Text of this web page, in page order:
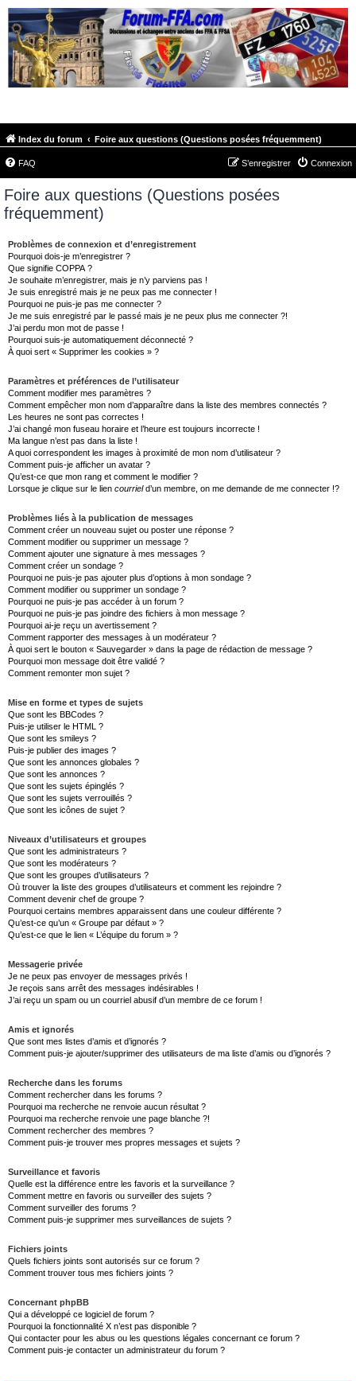
Index du forum Foire aux questions (Questions posées fréquemment)
FAQ Connexion
S’enregistrer
Foire aux questions (Questions posées
fréquemment)
Problèmes de connexion et d’enregistrement
Pourquoi dois-je m’enregistrer ?
Que signifie COPPA ?
Je souhaite m’enregistrer, mais je n’y parviens pas !
Je suis enregistré mais je ne peux pas me connecter !
Pourquoi ne puis-je pas me connecter ?
Je me suis enregistré par le passé mais je ne peux plus me connecter ?!
J’ai perdu mon mot de passe !
Pourquoi suis-je automatiquement déconnecté ?
À quoi sert « Supprimer les cookies » ?
Paramètres et préférences de l’utilisateur
Comment modifier mes paramètres ?
Comment empêcher mon nom d’apparaître dans la liste des membres connectés ?
Les heures ne sont pas correctes !
J’ai changé mon fuseau horaire et l’heure est toujours incorrecte !
Ma langue n’est pas dans la liste !
A quoi correspondent les images à proximité de mon nom d’utilisateur ?
Comment puis-je afficher un avatar ?
Qu’est-ce que mon rang et comment le modifier ?
Lorsque je clique sur le lien courrield’un membre, on me demande de me connecter !?
Problèmes liés à la publication de messages
Comment créer un nouveau sujet ou poster une réponse ?
Comment modifier ou supprimer un message ?
Comment ajouter une signature à mes messages ?
Comment créer un sondage ?
Pourquoi ne puis-je pas ajouter plus d’options à mon sondage ?
Comment modifier ou supprimer un sondage ?
Pourquoi ne puis-je pas accéder à un forum ?
Pourquoi ne puis-je pas joindre des fichiers à mon message ?
Pourquoi ai-je reçu un avertissement ?
Comment rapporter des messages à un modérateur ?
À quoi sert le bouton « Sauvegarder » dans la page de rédaction de message ?
Pourquoi mon message doit être validé ?
Comment remonter mon sujet ?
Mise en forme et types de sujets
Que sont les BBCodes ?
Puis-je utiliser le HTML ?
Que sont les smileys ?
Puis-je publier des images ?
Que sont les annonces globales ?
Que sont les annonces ?
Que sont les sujets épinglés ?
Que sont les sujets verrouillés ?
Que sont les icônes de sujet ?
Niveaux d’utilisateurs et groupes
Que sont les administrateurs ?
Que sont les modérateurs ?
Que sont les groupes d’utilisateurs ?
Où trouver la liste des groupes d’utilisateurs et comment les rejoindre ?
Comment devenir chef de groupe ?
Pourquoi certains membres apparaissent dans une couleur différente ?
Qu’est-ce qu’un « Groupe par défaut » ?
Qu’est-ce que le lien « L’équipe du forum » ?
Messagerie privée
Je ne peux pas envoyer de messages privés !
Je reçois sans arrêt des messages indésirables !
J’ai reçu un spam ou un courriel abusif d’un membre de ce forum !
Amis et ignorés
Que sont mes listes d’amis et d’ignorés ?
Comment puis-je ajouter/supprimer des utilisateurs de ma liste d’amis ou d’ignorés ?
Recherche dans les forums
Comment rechercher dans les forums ?
Pourquoi ma recherche ne renvoie aucun résultat ?
Pourquoi ma recherche renvoie une page blanche ?!
Comment rechercher des membres ?
Comment puis-je trouver mes propres messages et sujets ?
Surveillance et favoris
Quelle est la différence entre les favoris et la surveillance ?
Comment mettre en favoris ou surveiller des sujets ?
Comment surveiller des forums ?
Comment puis-je supprimer mes surveillances de sujets ?
Fichiers joints
Quels fichiers joints sont autorisés sur ce forum ?
Comment trouver tous mes fichiers joints ?
Concernant phpBB
Qui a développé ce logiciel de forum ?
Pourquoi la fonctionnalité X n’est pas disponible ?
Qui contacter pour les abus ou les questions légales concernant ce forum ?
Comment puis-je contacter un administrateur du forum ?